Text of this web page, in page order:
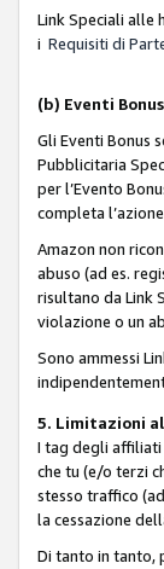
Link Speciali alle
i Requisiti di
(b) Eventi Bonus
Gli Eventi Bonus
Pubblicitaria
per l’Evento
completa
Amazon non
abuso (ad es.
risultano da Link
violazione o un
Sono ammessi
5. Limitazioni
I tag degli affiliati
che tu (e/o terzi
stesso traffico
la cessazione
Di tanto in tanto,